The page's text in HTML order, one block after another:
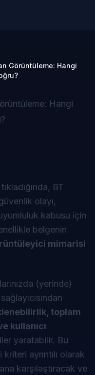
Görüntüleme: Hangi
Hangi
BT
olayı,
kabusu için
belgenin
mimarisi
(yerinde)
toplam
kullanıcı
yaratabilir. Bu
ayrıntılı olarak
karşılaştıracak ve